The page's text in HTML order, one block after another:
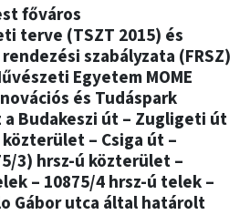
főváros
terve (TSZT 2015) és
szabályzata (FRSZ)
Egyetem MOME
és Tudáspark
Budakeszi út – Zugligeti út
– Csiga út –
3) hrsz-ú közterület –
– 10875/4 hrsz-ú telek –
Gábor utca által határolt